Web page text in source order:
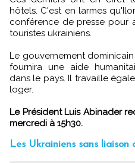
hôtels. C'est en larmes
conférence de presse pour
touristes ukrainiens.
Le gouvernement
fournira une aide
dans le pays. Il travaille
loger.
Le Président Luis Abinader
mercredi à 15h30.
Les Ukrainiens sans liaison